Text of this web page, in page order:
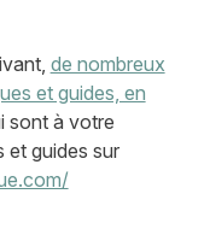
de nombreux
et guides, en
sont à votre
et guides sur